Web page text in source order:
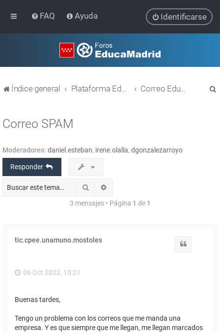
FAQ Ayuda Identificarse
Índice general Plataforma Educativa EducaMadrid Correo EducaMadrid
Correo SPAM
Moderadores: daniel.esteban, irene.olalla, dgonzalezarroyo
Responder
Buscar
3 mensajes • Página 1 de 1
tic.cpee.unamuno.mostoles
06 Oct 2022, 15:21
Buenas tardes,
Tengo un problema con los correos que me manda una
empresa. Y es que siempre que me llegan, me llegan marcados